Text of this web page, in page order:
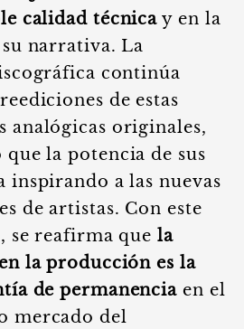
calidad técnica y en la
narrativa. La
continúa
de estas
analógicas originales,
que la potencia de sus
inspirando a las nuevas
de artistas. Con este
se reafirma quela
la producción es la
de permanencia en el
mercado del